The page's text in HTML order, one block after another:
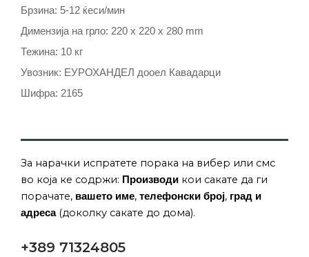
Брзина: 5-12 ќеси/мин
Димензија на грло: 220 x 220 x 280 mm
Тежина: 10 кг
Увозник: ЕУРОХАНДЕЛ дооел Кавадарци
Шифра: 2165
За нарачки испратете порака на вибер или смс
во која ке содржи: Производи кои сакате да ги
порачате, вашето име, телефонски број, град и
адреса(доколку сакате до дома).
+389 71324805